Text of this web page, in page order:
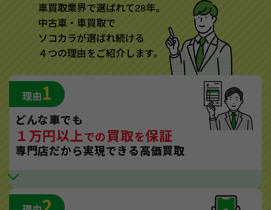
車買取業界で選ばれて28年。
中古車・車買取で
ソコカラが選ばれ続ける
４つの理由をご紹介します。
理由1
どんな車でも
１万円以上での買取を保証
専門店だから実現できる高価買取